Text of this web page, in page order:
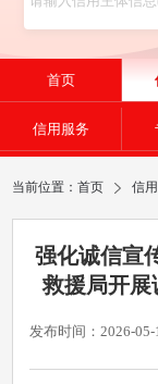
首页
信用服务
当前位置：首页 信
强化诚信宣
救援局开展
发布时间：2026-05-